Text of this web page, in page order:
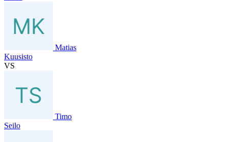
Matias
Kuusisto
VS
Timo
Seilo